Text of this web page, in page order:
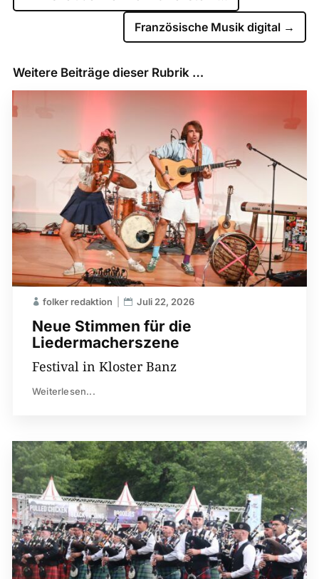
Französische Musik digital →
Weitere Beiträge dieser Rubrik …
Neue Stimmen für die
Liedermacherszene
folker redaktion Juli 22, 2026
Festival in Kloster Banz
Weiterlesen...